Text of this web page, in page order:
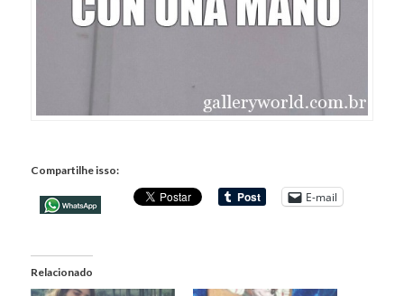
Compartilhe isso:
E-mail
Relacionado